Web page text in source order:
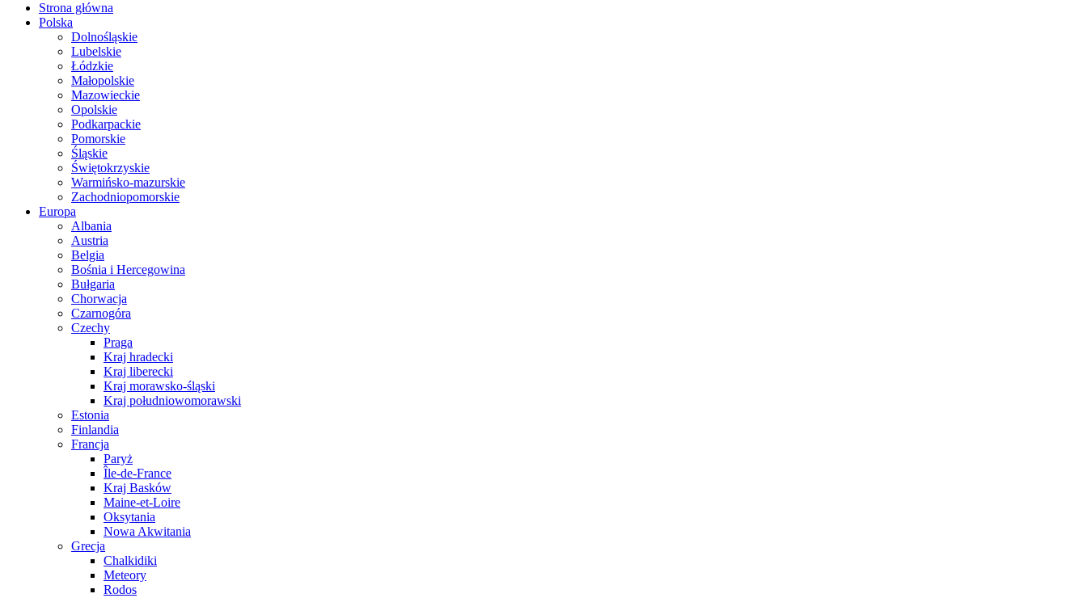
Strona główna
Polska
Dolnośląskie
Lubelskie
Łódzkie
Małopolskie
Mazowieckie
Opolskie
Podkarpackie
Pomorskie
Śląskie
Świętokrzyskie
Warmińsko-mazurskie
Zachodniopomorskie
Europa
Albania
Austria
Belgia
Bośnia i Hercegowina
Bułgaria
Chorwacja
Czarnogóra
Czechy
Praga
Kraj hradecki
Kraj liberecki
Kraj morawsko-śląski
Kraj południowomorawski
Estonia
Finlandia
Francja
Paryż
Île-de-France
Kraj Basków
Maine-et-Loire
Oksytania
Nowa Akwitania
Grecja
Chalkidiki
Meteory
Rodos